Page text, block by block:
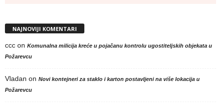
NAJNOVIJI KOMENTARI
ccc on Komunalna milicija kreće u pojačanu kontrolu ugostiteljskih objekata u
Požarevcu
Vladan on Novi kontejneri za staklo i karton postavljeni na više lokacija u
Požarevcu